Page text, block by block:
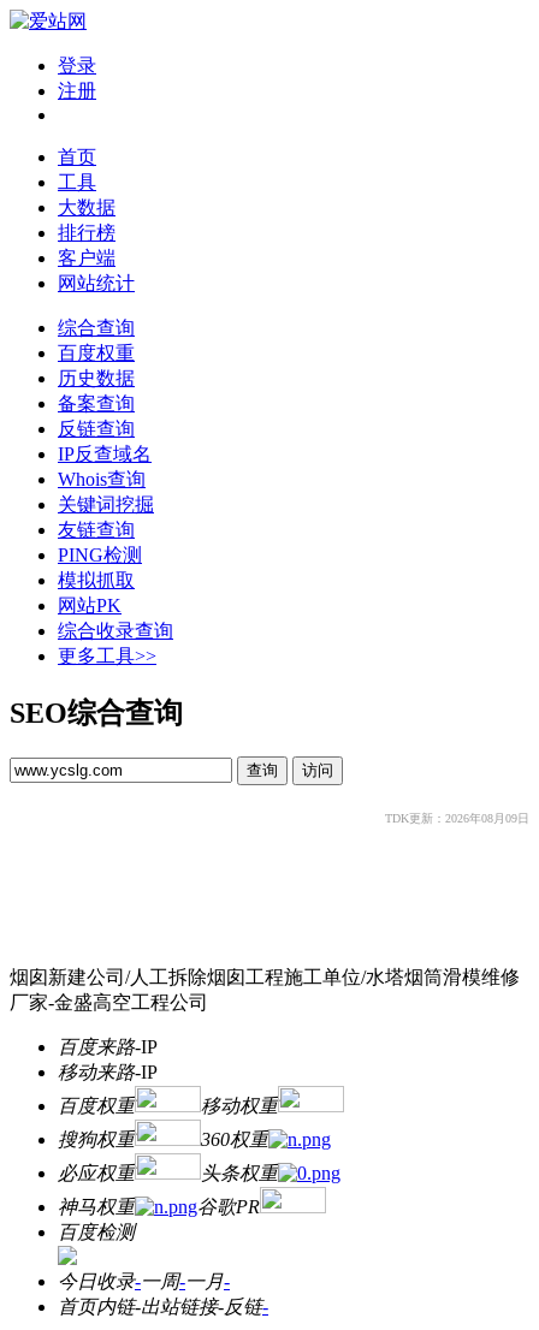
登录
注册
首页
工具
大数据
排行榜
客户端
网站统计
综合查询
百度权重
历史数据
备案查询
反链查询
IP反查域名
Whois查询
关键词挖掘
友链查询
PING检测
模拟抓取
网站PK
综合收录查询
更多工具>>
SEO综合查询
TDK更新：2026年08月09日
烟囱新建公司/人工拆除烟囱工程施工单位/水塔烟筒滑模维修
厂家-金盛高空工程公司
百度来路-IP
移动来路-IP
百度权重
移动权重
搜狗权重
360权重
必应权重
头条权重
神马权重
谷歌PR
百度检测
今日收录-一周-一月-
首页内链-出站链接-反链-